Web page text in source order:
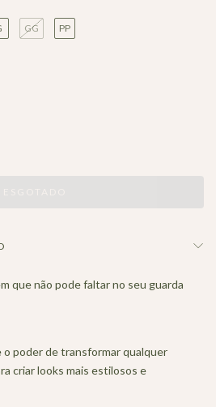
GG PP
que não pode faltar no seu guarda
o poder de transformar qualquer
criar looks mais estilosos e